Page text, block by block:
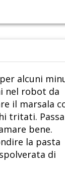
alcuni
nel robot da
il marsala
tritati.
bene.
la pasta
di